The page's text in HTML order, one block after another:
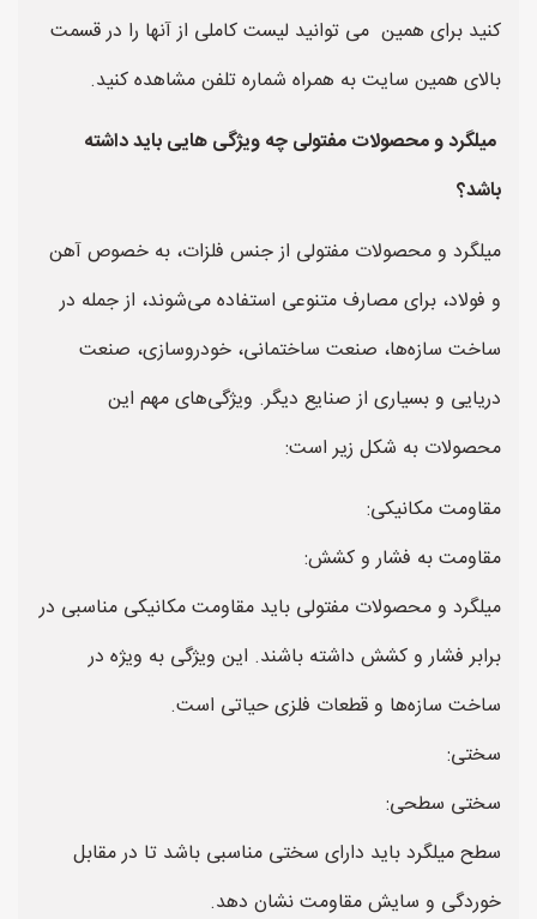
کنید برای همین می توانید لیست کاملی از آنها را در قسمت
بالای همین سایت به همراه شماره تلفن مشاهده کنید.
میلگرد و محصولات مفتولی چه ویژگی هایی باید داشته
باشد؟
میلگرد و محصولات مفتولی از جنس فلزات، به خصوص آهن
و فولاد، برای مصارف متنوعی استفاده می‌شوند، از جمله در
ساخت سازه‌ها، صنعت ساختمانی، خودروسازی، صنعت
دریایی و بسیاری از صنایع دیگر. ویژگی‌های مهم این
محصولات به شکل زیر است:
مقاومت مکانیکی:
مقاومت به فشار و کشش:
میلگرد و محصولات مفتولی باید مقاومت مکانیکی مناسبی در
برابر فشار و کشش داشته باشند. این ویژگی به ویژه در
ساخت سازه‌ها و قطعات فلزی حیاتی است.
سختی:
سختی سطحی:
سطح میلگرد باید دارای سختی مناسبی باشد تا در مقابل
خوردگی و سایش مقاومت نشان دهد.